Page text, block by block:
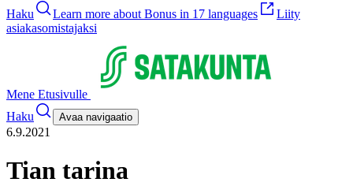
Haku Learn more about Bonus in 17 languages
Liity
asiakasomistajaksi
Mene Etusivulle
Haku
Avaa navigaatio
6.9.2021
Tian tarina